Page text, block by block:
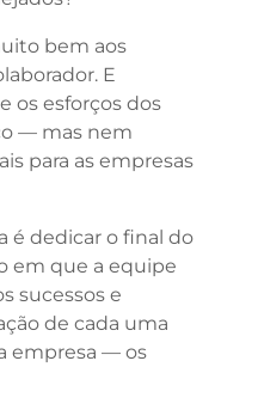
bem aos
E
os esforços dos
— mas nem
para as empresas
é dedicar o final do
em que a equipe
sucessos e
de cada uma
empresa — os